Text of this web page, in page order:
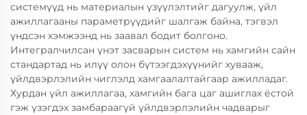
системүүд нь материалын үзүүлэлтийг дагуулж, үйл
ажиллагааны параметрүүдийг шалгаж байна, тэгвэл
үндсэн хэмжээнд нь заавал бодит болгоно.
Интегралчилсан үнэт засварын систем нь хамгийн сайн
стандартад нь илүү олон бүтээгдэхүүнийг хувааж,
үйлдвэрлэлийн чиглэлд хамгаалалтайгаар ажилладаг.
Хурдан үйл ажиллагаа, хамгийн бага цаг ашиглах ёстой
гэж үзэгдэх замбараагүй үйлдвэрлэлийн чадварыг